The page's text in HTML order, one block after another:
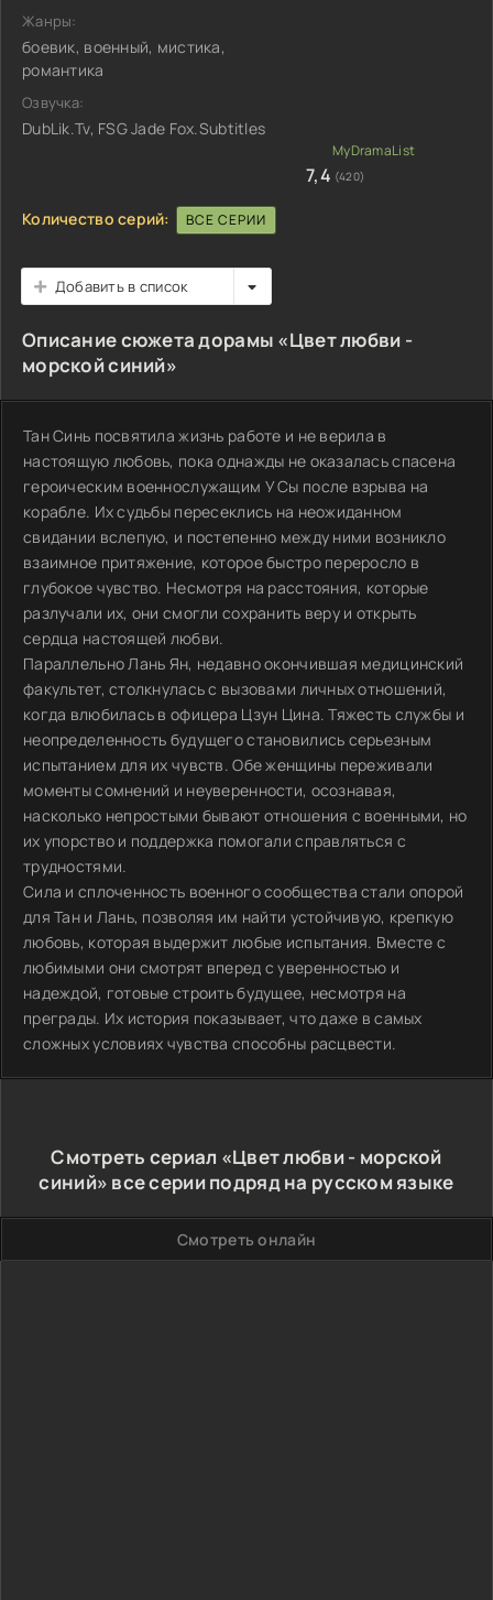
Жанры:
боевик, военный, мистика,
романтика
Озвучка:
DubLik.Tv, FSG Jade Fox.Subtitles
7,4 (420)
Количество серий: ВСЕ СЕРИИ
Добавить в список
Описание сюжета дорамы «Цвет любви -
морской синий»
Тан Синь посвятила жизнь работе и не верила в
настоящую любовь, пока однажды не оказалась спасена
героическим военнослужащим У Сы после взрыва на
корабле. Их судьбы пересеклись на неожиданном
свидании вслепую, и постепенно между ними возникло
взаимное притяжение, которое быстро переросло в
глубокое чувство. Несмотря на расстояния, которые
разлучали их, они смогли сохранить веру и открыть
сердца настоящей любви.
Параллельно Лань Ян, недавно окончившая медицинский
факультет, столкнулась с вызовами личных отношений,
когда влюбилась в офицера Цзун Цина. Тяжесть службы и
неопределенность будущего становились серьезным
испытанием для их чувств. Обе женщины переживали
моменты сомнений и неуверенности, осознавая,
насколько непростыми бывают отношения с военными, но
их упорство и поддержка помогали справляться с
трудностями.
Сила и сплоченность военного сообщества стали опорой
для Тан и Лань, позволяя им найти устойчивую, крепкую
любовь, которая выдержит любые испытания. Вместе с
любимыми они смотрят вперед с уверенностью и
надеждой, готовые строить будущее, несмотря на
преграды. Их история показывает, что даже в самых
сложных условиях чувства способны расцвести.
Смотреть сериал «Цвет любви - морской
синий» все серии подряд на русском языке
Смотреть онлайн